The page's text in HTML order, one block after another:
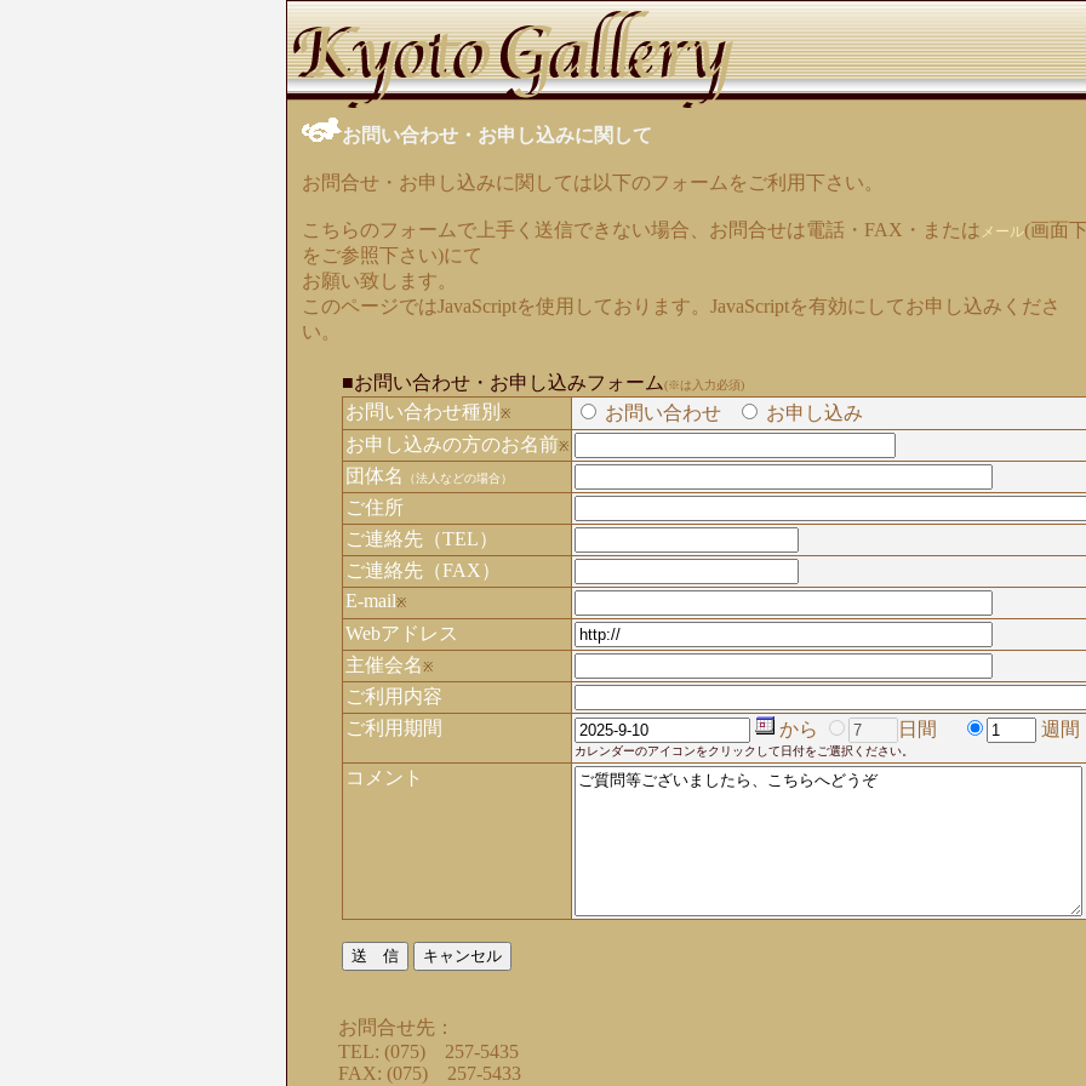
お問い合わせ・お申し込みに関して
お問合せ・お申し込みに関しては以下のフォームをご利用下さい。
こちらのフォームで上手く送信できない場合、お問合せは電話・FAX・または メール(画面
をご参照下さい)にて
お願い致します。
このページではJavaScriptを使用しております。JavaScriptを有効にしてお申し込みくださ
い。
■お問い合わせ・お申し込みフォーム(※は入力必須)
お問い合わせ種別 ※ お問い合わせ
お申し込み
お申し込みの方のお名前※
団体名 （法人などの場合）
ご住所
ご連絡先（TEL）
ご連絡先（FAX）
E-mail※
Webアドレス
主催会名※
ご利用内容
ご利用期間
から 日間 週間
カレンダーのアイコンをクリックして日付をご選択ください。
コメント
お問合せ先：
TEL: (075) 257-5435
FAX: (075) 257-5433